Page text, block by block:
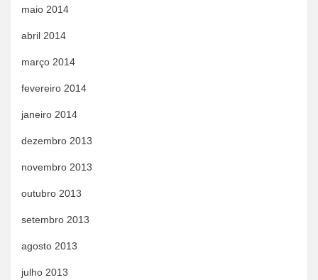
maio 2014
abril 2014
março 2014
fevereiro 2014
janeiro 2014
dezembro 2013
novembro 2013
outubro 2013
setembro 2013
agosto 2013
julho 2013